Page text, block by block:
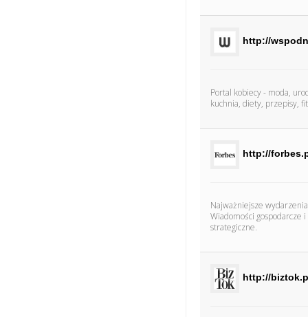
http://
Portal kobiecy - moda,
kuchnia, diety, przepisy,
http://
Najważniejsze
Wiadomości gospodarcze
strategiczne.
http://